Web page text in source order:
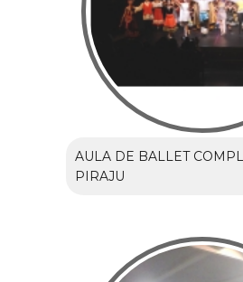
AULA DE BALLET
PIRAJU